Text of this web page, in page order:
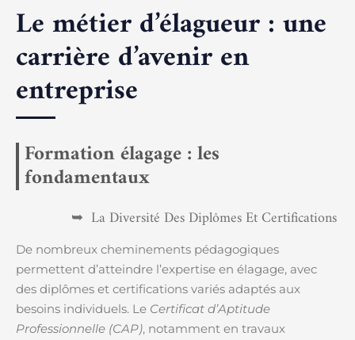
Le métier d’élagueur : une
carrière d’avenir en
entreprise
Formation élagage : les
fondamentaux
La Diversité Des Diplômes Et Certifications
De nombreux cheminements pédagogiques
permettent d’atteindre l’expertise en élagage, avec
des diplômes et certifications variés adaptés aux
besoins individuels. Le Certificat d’Aptitude
Professionnelle (CAP), notamment en travaux